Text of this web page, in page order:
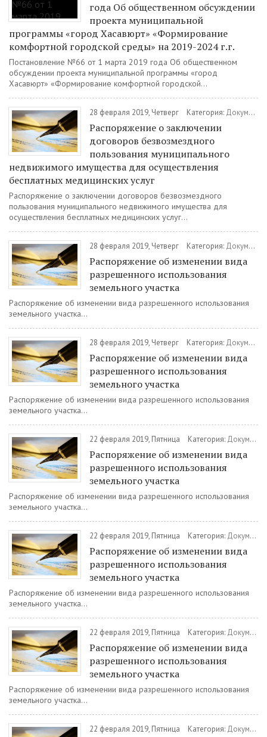
года Об общественном обсуждении
проекта муниципальной
программы «город Хасавюрт» «Формирование
комфортной городской среды» на 2019-2024 г.г.
Постановление №66 от 1 марта 2019 года Об общественном
обсуждении проекта муниципальной программы «город
Хасавюрт» «Формирование комфортной городской...
28 февраля 2019, Четверг Категория: Документы
Распоряжение о заключении
договоров безвозмездного
пользования муниципального
недвижимого имущества для осуществления
бесплатных медицинских услуг
Распоряжение о заключении договоров безвозмездного
пользования муниципального недвижимого имущества для
осуществления бесплатных медицинских услуг...
28 февраля 2019, Четверг Категория: Документы
Распоряжение об изменении вида
разрешенного использования
земельного участка
Распоряжение об изменении вида разрешенного использования
земельного участка...
28 февраля 2019, Четверг Категория: Документы
Распоряжение об изменении вида
разрешенного использования
земельного участка
Распоряжение об изменении вида разрешенного использования
земельного участка...
22 февраля 2019, Пятница Категория: Документы
Распоряжение об изменении вида
разрешенного использования
земельного участка
Распоряжение об изменении вида разрешенного использования
земельного участка...
22 февраля 2019, Пятница Категория: Документы
Распоряжение об изменении вида
разрешенного использования
земельного участка
Распоряжение об изменении вида разрешенного использования
земельного участка...
22 февраля 2019, Пятница Категория: Документы
Распоряжение об изменении вида
разрешенного использования
земельного участка
Распоряжение об изменении вида разрешенного использования
земельного участка...
22 февраля 2019, Пятница Категория: Документы